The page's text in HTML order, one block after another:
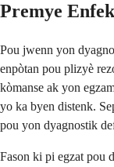
Premye
Pou jwenn yon
enpòtan pou plizyè
kòmanse ak yon
yo ka byen distenk.
pou yon dyagnostik
Fason ki pi egzat pou